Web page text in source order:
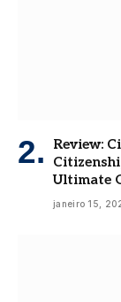
Review:
Ultimate
janeiro 15,